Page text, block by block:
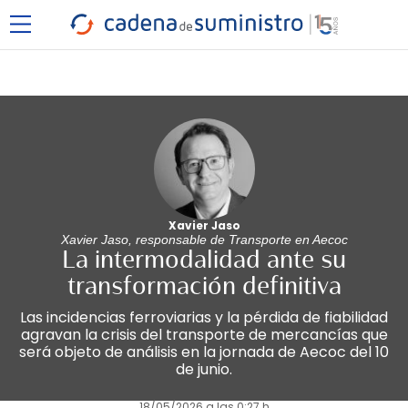
Xavier Jaso
Xavier Jaso, responsable de Transporte en Aecoc
La intermodalidad ante su
transformación definitiva
Las incidencias ferroviarias y la pérdida de fiabilidad
agravan la crisis del transporte de mercancías que
será objeto de análisis en la jornada de Aecoc del 10
de junio.